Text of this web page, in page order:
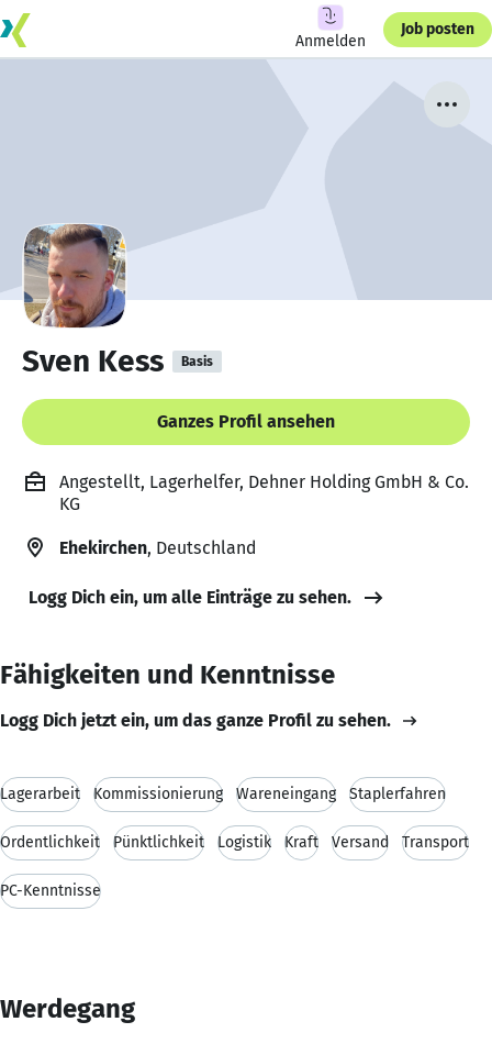
Anmelden
Job posten
Sven Kess Basis
Ganzes Profil ansehen
Angestellt, Lagerhelfer, Dehner Holding GmbH & Co.
KG
Ehekirchen, Deutschland
Logg Dich ein, um alle Einträge zu sehen.
Fähigkeiten und Kenntnisse
Logg Dich jetzt ein, um das ganze Profil zu sehen.
Lagerarbeit Kommissionierung Wareneingang Staplerfahren
Ordentlichkeit Pünktlichkeit Logistik Kraft Versand Transport
PC-Kenntnisse
Werdegang